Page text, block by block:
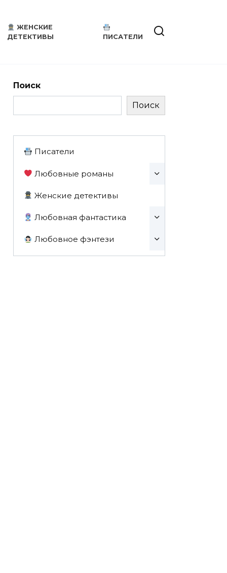
ЖЕНСКИЕ
ДЕТЕКТИВЫ
ПИСАТЕЛИ
Поиск
Поиск
Писатели
Любовные романы
Женские детективы
Любовная фантастика
Любовное фэнтези